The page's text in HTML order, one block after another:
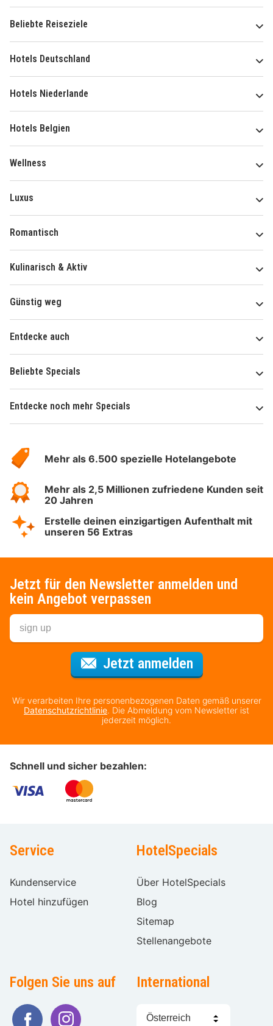
Beliebte Reiseziele
Hotels Deutschland
Hotels Niederlande
Hotels Belgien
Wellness
Luxus
Romantisch
Kulinarisch & Aktiv
Günstig weg
Entdecke auch
Beliebte Specials
Entdecke noch mehr Specials
Hotelspecials
Mehr als 6.500 spezielle Hotelangebote
Mehr als 2,5 Millionen zufriedene Kunden seit
20 Jahren
Erstelle deinen einzigartigen Aufenthalt mit
unseren 56 Extras
Jetzt für den Newsletter anmelden und
kein Angebot verpassen
Jetzt anmeldenFür den
Wir verarbeiten Ihre personenbezogenen Daten gemäß unserer
Datenschutzrichtlinie. Die Abmeldung vom Newsletter ist
jederzeit möglich.
Schnell und sicher bezahlen:
Service
Kundenservice
Hotel hinzufügen
HotelSpecials
Über HotelSpecials
Blog
Sitemap
Stellenangebote
Folgen Sie uns auf International
Sprache
wählen